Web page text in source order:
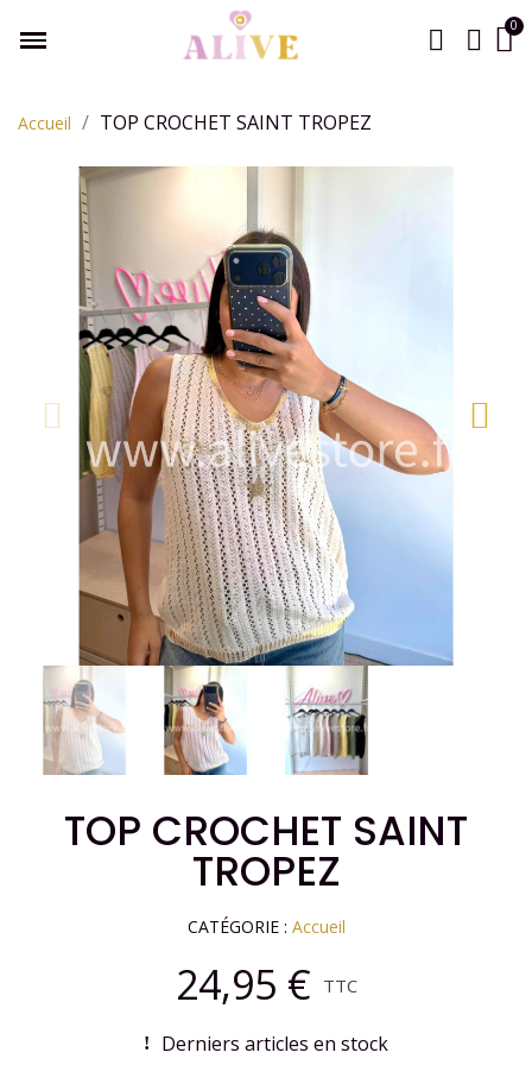
Accueil TOP CROCHET SAINT TROPEZ
TOP CROCHET SAINT
TROPEZ
CATÉGORIE Accueil
24,95 € TTC
Derniers articles en stock